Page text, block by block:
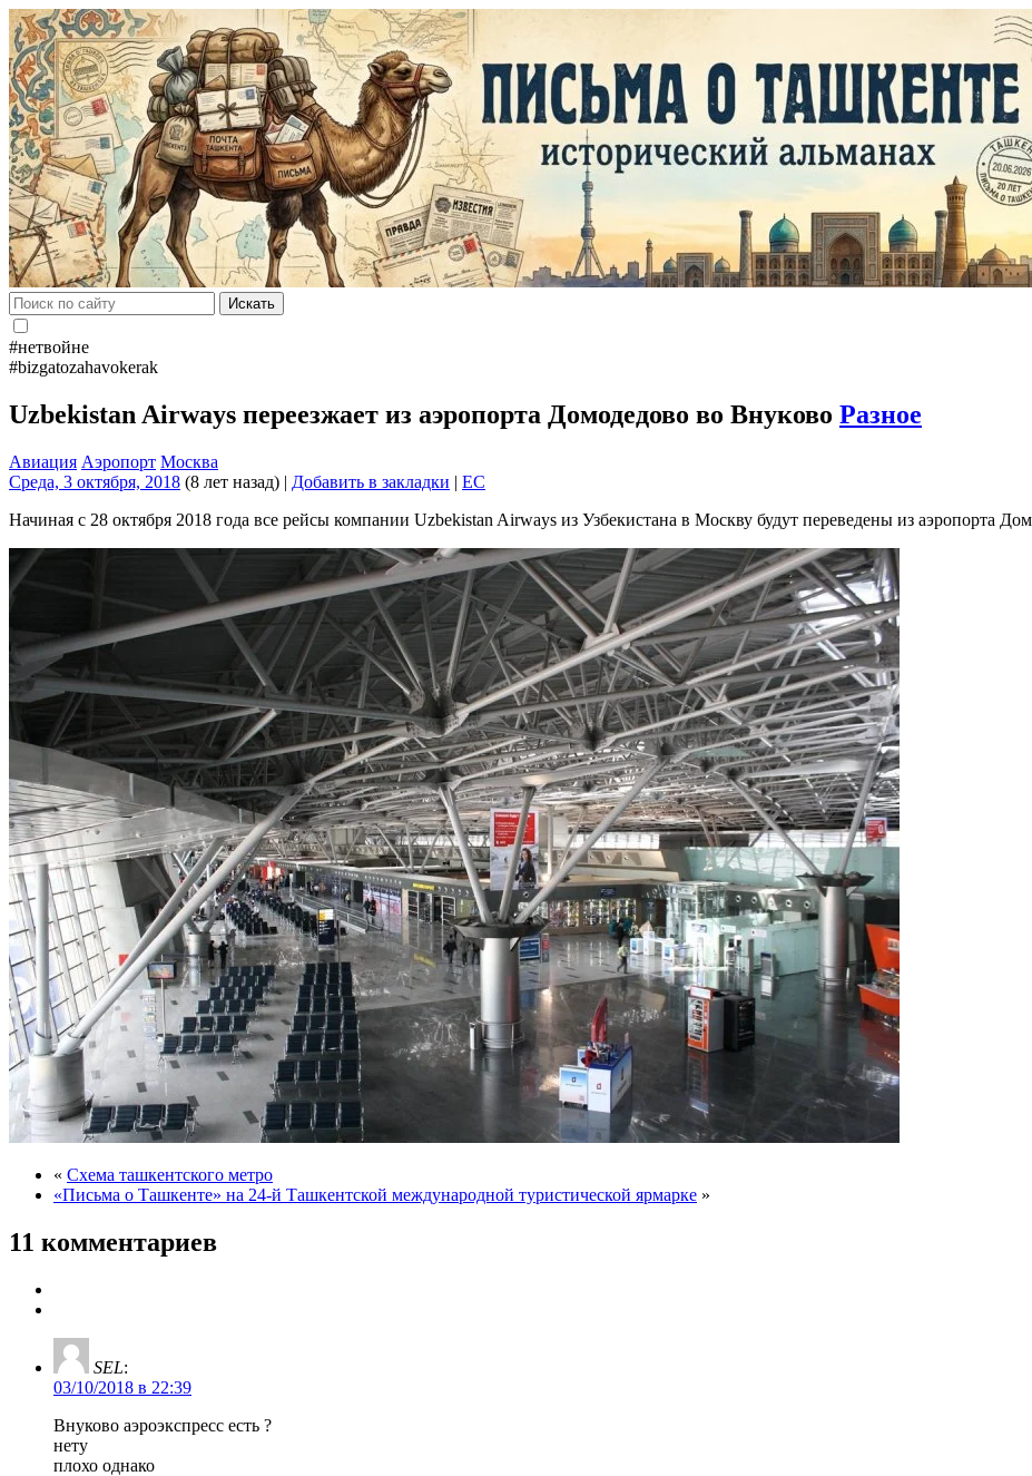
Искать
#нетвойне
#bizgatozahavokerak
Uzbekistan Airways переезжает из аэропорта Домодедово во Внуково Разное
Авиация Аэропорт Москва
Среда, 3 октября, 2018 (8 лет назад) | Добавить в закладки | EC
Начиная с 28 октября 2018 года все рейсы компании Uzbekistan Airways из Узбекистана в Москву будут переведены из аэропорта
« Схема ташкентского метро
«Письма о Ташкенте» на 24-й Ташкентской международной туристической ярмарке »
11 комментариев
SEL:
03/10/2018 в 22:39
Внуково аэроэкспресс есть ?
нету
плохо однако